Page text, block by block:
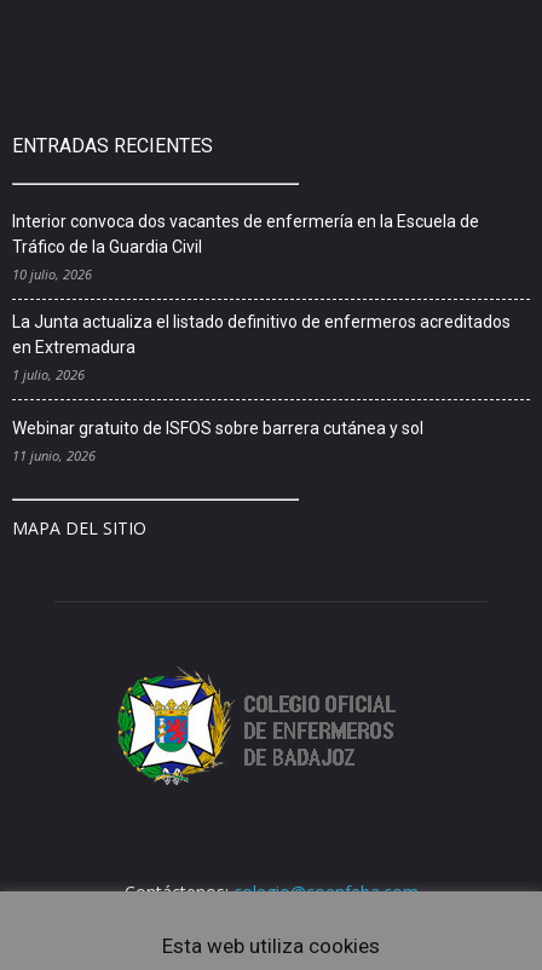
ENTRADAS RECIENTES
Interior convoca dos vacantes de enfermería en la Escuela de
Tráfico de la Guardia Civil
10 julio, 2026
La Junta actualiza el listado definitivo de enfermeros acreditados
en Extremadura
1 julio, 2026
Webinar gratuito de ISFOS sobre barrera cutánea y sol
11 junio, 2026
MAPA DEL SITIO
Contáctenos:colegio@coenfeba.com
Esta web utiliza cookies